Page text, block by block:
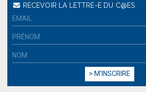
RECEVOIR LA LETTRE-E DU C@ES